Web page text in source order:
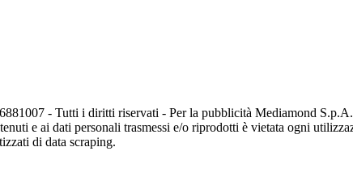
- Tutti i diritti riservati - Per la pubblicità Mediamond
e ai dati personali trasmessi e/o riprodotti è vietata ogni
di data scraping.